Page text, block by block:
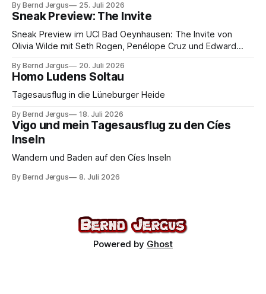
By Bernd Jergus 25. Juli 2026
Sneak Preview: The Invite
Sneak Preview im UCI Bad Oeynhausen: The Invite von
Olivia Wilde mit Seth Rogen, Penélope Cruz und Edward
By Bernd Jergus 20. Juli 2026
Homo Ludens Soltau
Tagesausflug in die Lüneburger Heide
By Bernd Jergus 18. Juli 2026
Vigo und mein Tagesausflug zu den Cíes
Inseln
Wandern und Baden auf den Cíes Inseln
By Bernd Jergus 8. Juli 2026
Powered by Ghost